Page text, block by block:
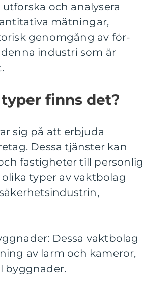
och analysera
mätningar,
genomgång av för-
industri som är
finns det?
sig på att erbjuda
Dessa tjänster kan
fastigheter till personlig
typer av vaktbolag
Dessa vaktbolag
av larm och kameror,
byggnader.